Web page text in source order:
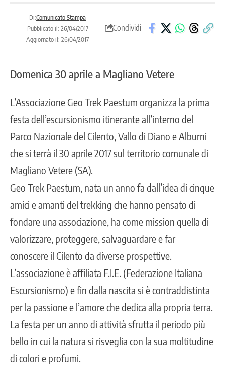
Di:Comunicato Stampa
Pubblicato il: 26/04/2017
Aggiornato il: 26/04/2017
Condividi
Domenica 30 aprile a Magliano Vetere
L’Associazione Geo Trek Paestum organizza la prima
festa dell’escursionismo itinerante all’interno del
Parco Nazionale del Cilento, Vallo di Diano e Alburni
che si terrà il 30 aprile 2017 sul territorio comunale di
Magliano Vetere (SA).
Geo Trek Paestum, nata un anno fa dall’idea di cinque
amici e amanti del trekking che hanno pensato di
fondare una associazione, ha come mission quella di
valorizzare, proteggere, salvaguardare e far
conoscere il Cilento da diverse prospettive.
L’associazione è affiliata F.I.E. (Federazione Italiana
Escursionismo) e fin dalla nascita si è contraddistinta
per la passione e l’amore che dedica alla propria terra.
La festa per un anno di attività sfrutta il periodo più
bello in cui la natura si risveglia con la sua moltitudine
di colori e profumi.